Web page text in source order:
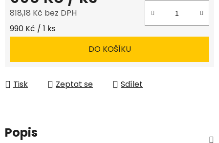
818,18 Kč bez DPH
Měrná cena:
990 Kč / 1 ks
DO KOŠÍKU
Tisk Zeptat se Sdílet
Popis